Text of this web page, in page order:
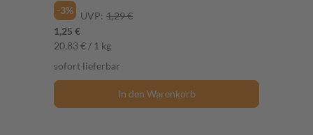
-3%
UVP: 1,29 €
1,25 €
20,83 € / 1 kg
sofort lieferbar
In den Warenkorb